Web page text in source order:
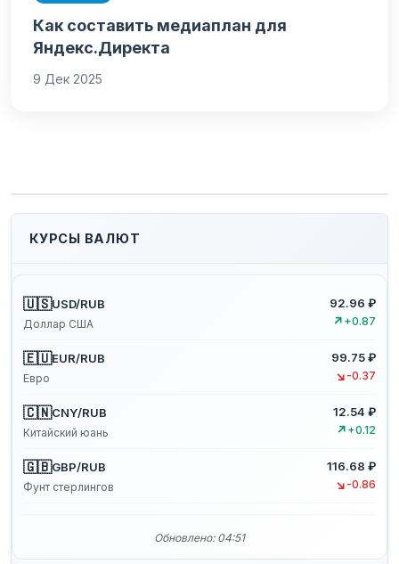
Как составить медиаплан для
Яндекс.Директа
9 Дек 2025
КУРСЫ ВАЛЮТ
🇺🇸USD/RUB
Доллар США
92.96 ₽
↗ +0.87
🇪🇺EUR/RUB
Евро
99.75 ₽
↘ -0.37
🇨🇳CNY/RUB
Китайский юань
12.54 ₽
↗ +0.12
🇬🇧GBP/RUB
Фунт стерлингов
116.68 ₽
↘ -0.86
Обновлено: 04:51